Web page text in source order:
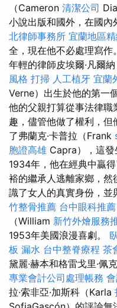
（Cameron 清潔公司
小說出版和國外，在國內
北律師事務所 宜蘭地區
全，現在他不必處理寫作
年輕的律師皮埃爾·凡爾
風格 打掃 人工植牙 宜蘭
Verne）出生於他的第一
他的父親打算從事法律
趣，儘管他做了權利，
了弗蘭克·卡普拉（Frank
胞證高雄 Capra），這發
1934年，他在經典中贏
裕的繼承人逃離家鄉，
識了女人的真實身份，並
竹整骨推薦 台中眼科推薦
（William 新竹外燴服務
1953年美國浪漫喜劇。
板 漏水 台中整脊療程 茶
黛麗·赫本和格雷戈里·佩
專業會計公司處理帳務
拉·索非亞·加斯科（Karla